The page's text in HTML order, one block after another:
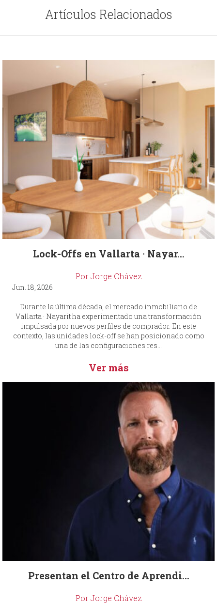
Artículos Relacionados
Lock-Offs en Vallarta · Nayar...
Por Jorge Chávez
Jun. 18, 2026
Durante la última década, el mercado inmobiliario de
Vallarta · Nayarit ha experimentado una transformación
impulsada por nuevos perfiles de comprador. En este
contexto, las unidades lock-off se han posicionado como
una de las configuraciones res...
Ver más
Presentan el Centro de Aprendi...
Por Jorge Chávez